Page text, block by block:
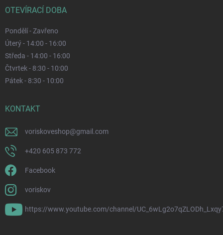
OTEVÍRACÍ DOBA
Pondělí - Zavřeno
Úterý - 14:00 - 16:00
Středa - 14:00 - 16:00
Čtvrtek - 8:30 - 10:00
Pátek - 8:30 - 10:00
KONTAKT
voriskoveshop@gmail.com
+420 605 873 772
Facebook
voriskov
https://www.youtube.com/channel/